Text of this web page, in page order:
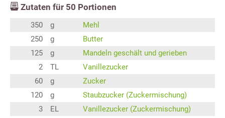
Zutaten für 50 Portionen
350 g
Mehl
250
g
Butter
125
g
Mandeln geschält und gerieben
2
TL
Vanillezucker
60
g
Zucker
120
g
Staubzucker (Zuckermischung)
3
EL Vanillezucker (Zuckermischung)